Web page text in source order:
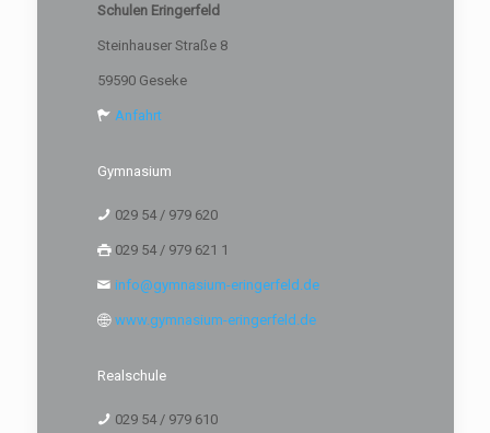
Schulen Eringerfeld
Steinhauser Straße 8
59590 Geseke
Anfahrt
Gymnasium
029 54 / 979 620
029 54 / 979 621 1
info@gymnasium-eringerfeld.de
www.gymnasium-eringerfeld.de
Realschule
029 54 / 979 610